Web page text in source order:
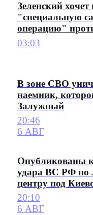
Зеленский хочет
"специальную
операцию"
03:03
В зоне СВО
наемник,
Залужный
20:46
6 АВГ
Опубликованы
удара ВС РФ по
центру под
20:10
6 АВГ